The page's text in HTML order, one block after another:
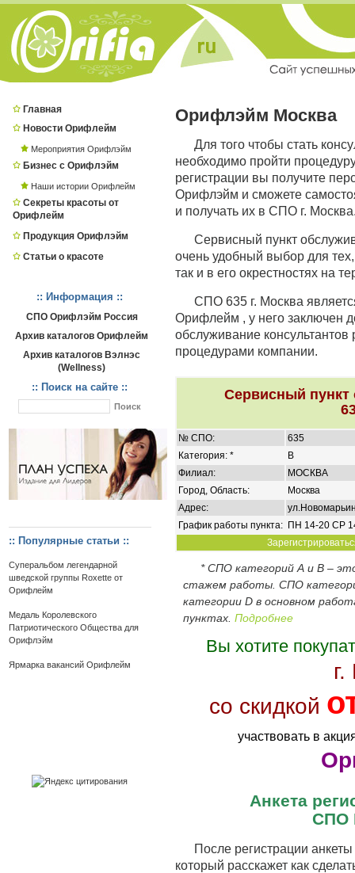
Главная
Новости Орифлейм
Мероприятия Орифлэйм
Бизнес с Орифлэйм
Наши истории Орифлейм
Секреты красоты от
Орифлейм
Продукция Орифлэйм
Статьи о красоте
:: Информация ::
СПО Орифлэйм Россия
Архив каталогов Орифлейм
Архив каталогов Вэлнэс
(Wellness)
:: Поиск на сайте ::
:: Популярные статьи ::
Суперальбом легендарной
шведской группы Roxette от
Орифлейм
Медаль Королевского
Патриотического Общества для
Орифлэйм
Ярмарка вакансий Орифлейм
Орифлэйм Москва
Для того чтобы стать
необходимо пройти
регистрации вы получите
Орифлэйм и сможете
и получать их в СПО г.
Сервисный пункт
очень удобный выбор для
так и в его окрестностях на
СПО 635 г. Москва
Орифлейм , у него заключен
обслуживание консультантов
процедурами компании.
Сервисный
№ СПО:
635
Категория: *
B
Филиал:
МОСКВА
Город, Область:
Москва
Адрес:
График работы пункта: ПН 14-20 СР
* СПО категорий А и В –
стажем работы. СПО
категории D в основном
пунктах. Подробнее
Вы хотите
со скидкой
участвовать в
Анкета
СПО
После регистрации
который расскажет как